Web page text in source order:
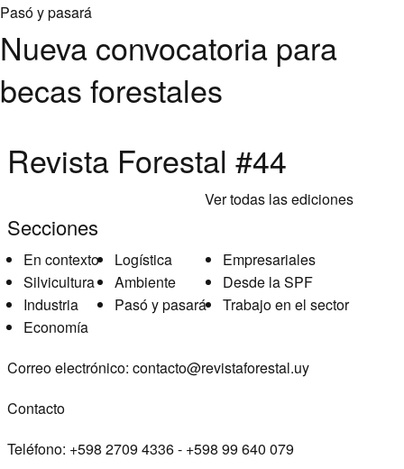
Pasó y pasará
Nueva convocatoria para
becas forestales
Revista Forestal #44
Ver todas las ediciones
Secciones
En contexto
Silvicultura
Industria
Economía
Logística
Ambiente
Pasó y pasará
Empresariales
Desde la SPF
Trabajo en el sector
Correo electrónico: contacto@revistaforestal.uy
Contacto
Teléfono: +598 2709 4336 ­- +598 99 640 079